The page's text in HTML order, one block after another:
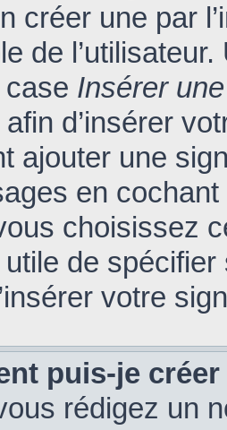
créer une par
de
Insérer
d’insérer
ajouter une
en
choisissez
de
votre
puis-je
rédigez un